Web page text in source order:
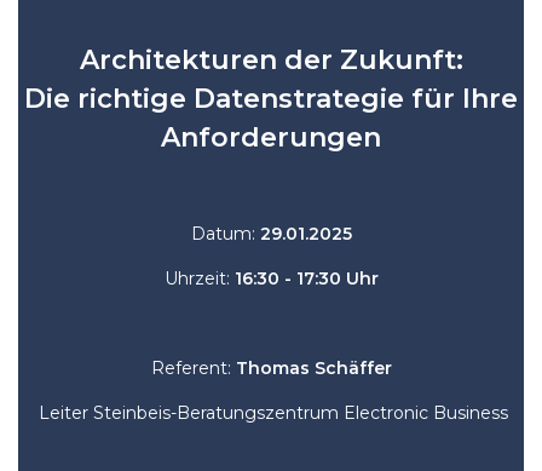
Architekturen der Zukunft:
Die richtige Datenstrategie für Ihre
Anforderungen
Datum: 29.01.2025
Uhrzeit: 16:30 - 17:30 Uhr
Referent: Thomas Schäffer
Leiter Steinbeis-Beratungszentrum Electronic Business